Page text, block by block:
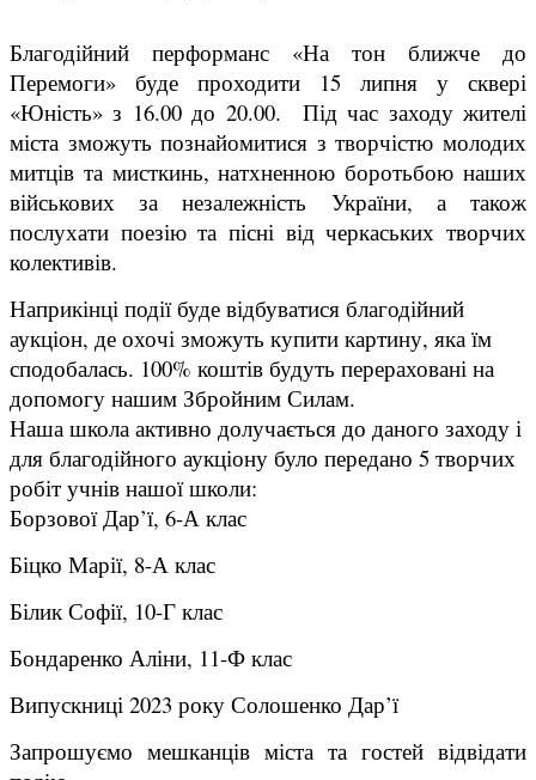
Благодійний перформанс «На тон ближче до
Перемоги» буде проходити 15 липня у сквері
«Юність» з 16.00 до 20.00. Під час заходу жителі
міста зможуть познайомитися з творчістю молодих
митців та мисткинь, натхненною боротьбою наших
військових за незалежність України, а також
послухати поезію та пісні від черкаських творчих
колективів.
Наприкінці події буде відбуватися благодійний
аукціон, де охочі зможуть купити картину, яка їм
сподобалась. 100% коштів будуть перераховані на
допомогу нашим Збройним Силам.
Наша школа активно долучається до даного заходу і
для благодійного аукціону було передано 5 творчих
робіт учнів нашої школи:
Борзової Дар’ї, 6-А клас
Біцко Марії, 8-А клас
Білик Софії, 10-Г клас
Бондаренко Аліни, 11-Ф клас
Випускниці 2023 року Солошенко Дар’ї
Запрошуємо мешканців міста та гостей відвідати